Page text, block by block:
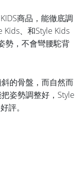
商品，能徹底調
Kids、和Style Kids
勢，不會彎腰駝背
的骨盤，而自然而
姿勢調整好，Style
評。